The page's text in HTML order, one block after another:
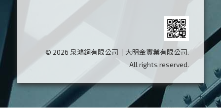
© 2026 泉鴻鋼有限公司｜大明金實業有限公司.
All rights reserved.